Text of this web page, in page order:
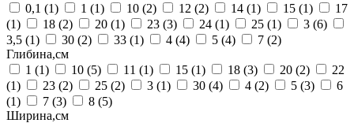
0,1 (1) 1 (1) 10 (2) 12 (2) 14 (1) 15 (1)
17
(1)
18 (2) 20 (1) 23 (3) 24 (1) 25 (1) 3 (6)
3,5 (1) 30 (2) 33 (1) 4 (4) 5 (4) 7 (2)
Глибина,см
1 (1) 10 (5) 11 (1) 15 (1) 18 (3) 20 (2)
22
(1)
23 (2) 25 (2) 3 (1) 30 (4) 4 (2) 5 (3)
6
(1)
7 (3) 8 (5)
Ширина,см